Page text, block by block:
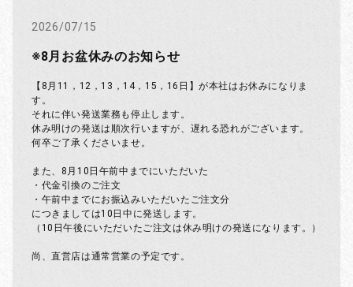
2026/07/15
※8月お盆休みのお知らせ
【8月11，12，13，14，15，16日】が本社はお休みになりま
す。
それに伴い発送業務も停止します。
休み明けの発送は順次行いますが、遅れる恐れがございます。
何卒ご了承くださいませ。
また、8月10日午前中までにいただいた
・代金引換のご注文
・午前中までにお振込みいただいたご注文分
につきましては10日中に発送します。
（10日午後にいただいたご注文は休み明けの発送になります。）
尚、直営店は通常営業の予定です。